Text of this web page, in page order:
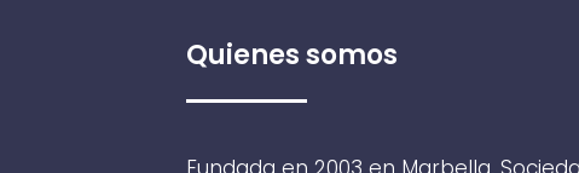
Quienes somos